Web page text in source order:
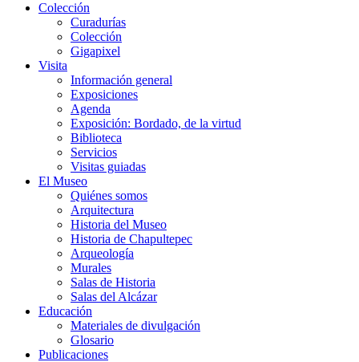
Colección
Curadurías
Colección
Gigapixel
Visita
Información general
Exposiciones
Agenda
Exposición: Bordado, de la virtud
Biblioteca
Servicios
Visitas guiadas
El Museo
Quiénes somos
Arquitectura
Historia del Museo
Historia de Chapultepec
Arqueología
Murales
Salas de Historia
Salas del Alcázar
Educación
Materiales de divulgación
Glosario
Publicaciones